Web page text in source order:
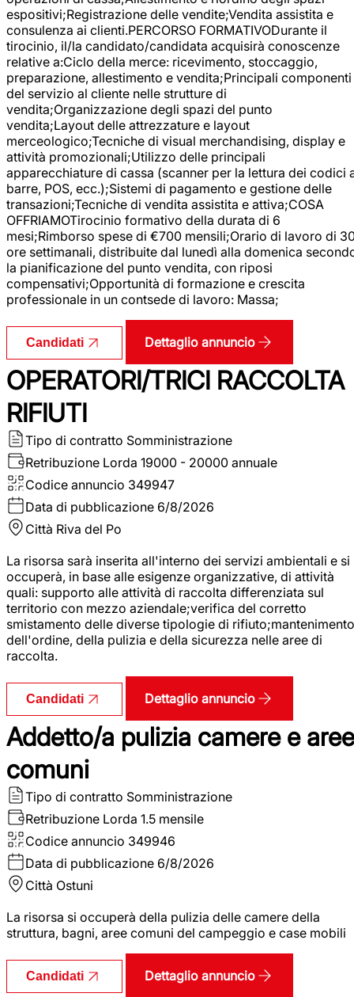
espositivi;Registrazione delle vendite;Vendita assistita e
consulenza ai clienti.PERCORSO FORMATIVODurante il
tirocinio, il/la candidato/candidata acquisirà conoscenze
relative a:Ciclo della merce: ricevimento, stoccaggio,
preparazione, allestimento e vendita;Principali componenti
del servizio al cliente nelle strutture di
vendita;Organizzazione degli spazi del punto
vendita;Layout delle attrezzature e layout
merceologico;Tecniche di visual merchandising, display e
attività promozionali;Utilizzo delle principali
apparecchiature di cassa (scanner per la lettura dei codici
barre, POS, ecc.);Sistemi di pagamento e gestione delle
transazioni;Tecniche di vendita assistita e attiva;COSA
OFFRIAMOTirocinio formativo della durata di 6
mesi;Rimborso spese di €700 mensili;Orario di lavoro di
ore settimanali, distribuite dal lunedì alla domenica
la pianificazione del punto vendita, con riposi
compensativi;Opportunità di formazione e crescita
professionale in un contsede di lavoro: Massa;
Candidati Dettaglio annuncio
OPERATORI/TRICI RACCOLTA
RIFIUTI
Tipo di contratto Somministrazione
Retribuzione Lorda 19000 - 20000 annuale
Codice annuncio 349947
Data di pubblicazione 6/8/2026
Città Riva del Po
La risorsa sarà inserita all'interno dei servizi ambientali e si
occuperà, in base alle esigenze organizzative, di attività
quali: supporto alle attività di raccolta differenziata sul
territorio con mezzo aziendale;verifica del corretto
smistamento delle diverse tipologie di rifiuto;mantenimento
dell'ordine, della pulizia e della sicurezza nelle aree di
raccolta.
Candidati Dettaglio annuncio
Addetto/a pulizia camere e aree
comuni
Tipo di contratto Somministrazione
Retribuzione Lorda 1.5 mensile
Codice annuncio 349946
Data di pubblicazione 6/8/2026
Città Ostuni
La risorsa si occuperà della pulizia delle camere della
struttura, bagni, aree comuni del campeggio e case mobili
Candidati Dettaglio annuncio